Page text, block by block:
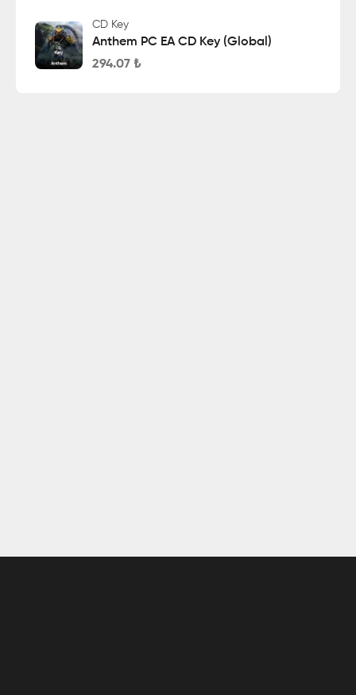
CD Key
Anthem PC EA CD Key (Global)
294.07 ₺